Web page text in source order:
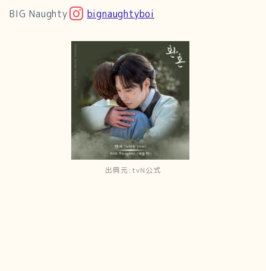
BIG Naughty bignaughtyboi
出典元:tvN公式